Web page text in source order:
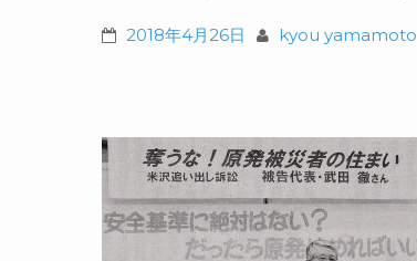
2018年4月26日 kyou yamamoto